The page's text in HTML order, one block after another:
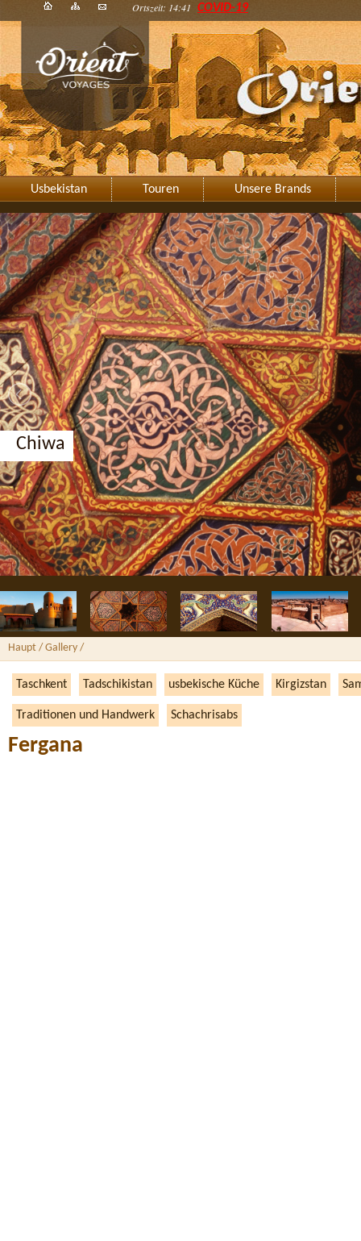
Ortszeit: 14:41 COVID-19
Usbekistan Touren Unsere Brands
Chiwa
Haupt / Gallery /
Taschkent Tadschikistan usbekische Küche Kirgizstan
Traditionen und Handwerk Schachrisabs
Fergana